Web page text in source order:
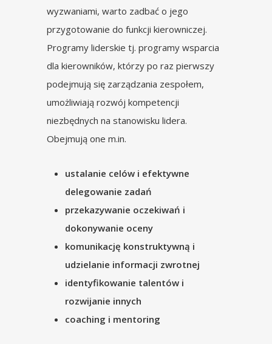
wyzwaniami, warto zadbać o jego
przygotowanie do funkcji kierowniczej.
Programy liderskie tj. programy wsparcia
dla kierowników, którzy po raz pierwszy
podejmują się zarządzania zespołem,
umożliwiają rozwój kompetencji
niezbędnych na stanowisku lidera.
Obejmują one m.in.
ustalanie celów i efektywne
delegowanie zadań
przekazywanie oczekiwań i
dokonywanie oceny
komunikację konstruktywną i
udzielanie informacji zwrotnej
identyfikowanie talentów i
rozwijanie innych
coaching i mentoring